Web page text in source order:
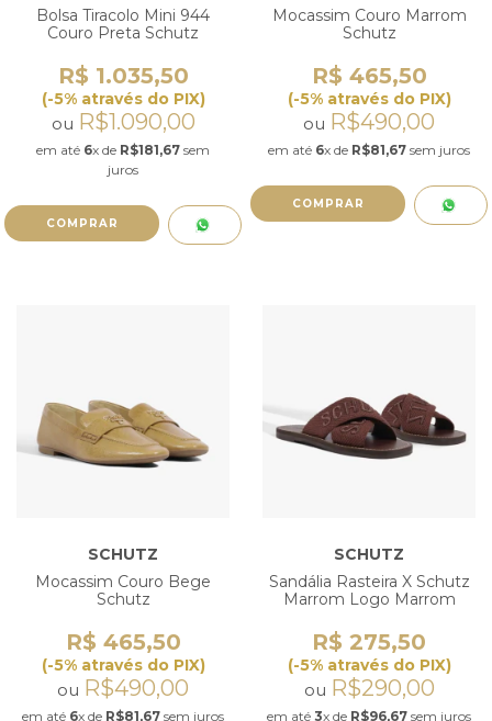
Bolsa Tiracolo Mini 944
Couro Preta Schutz
R$ 1.035,50
(-5% através do PIX)
ou R$1.090,00
em até 6x de R$181,67 sem
juros
Mocassim Couro Marrom
Schutz
R$ 465,50
(-5% através do PIX)
ou R$490,00
em até 6x de R$81,67 sem juros
COMPRAR
SCHUTZ
Mocassim Couro Bege
Schutz
R$ 465,50
(-5% através do PIX)
ou R$490,00
em até 6x de R$81,67 sem juros
SCHUTZ
Sandália Rasteira X Schutz
Marrom Logo Marrom
R$ 275,50
(-5% através do PIX)
ou R$290,00
em até 3x de R$96,67 sem juros